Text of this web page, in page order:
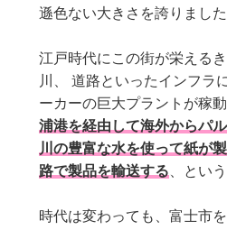
遜色ない大きさを誇りました
江戸時代にこの街が栄える
川、 道路といったインフラ
ーカーの巨大プラントが稼動
浦港を経由して海外からパ
川の豊富な水を使って紙が
路で製品を輸送する 、とい
時代は変わっても、富士市